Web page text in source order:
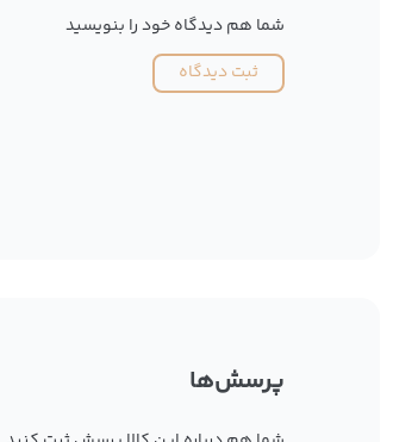
شما هم دیدگاه خود را بنویسید
ثبت دیدگاه
پرسش‌ها